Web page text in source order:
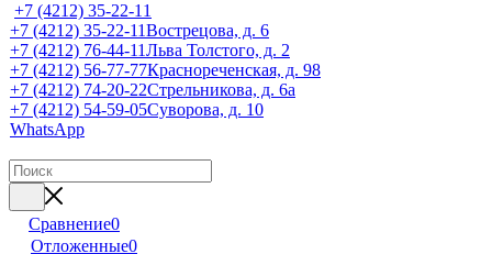
+7 (4212) 35-22-11
+7 (4212) 35-22-11Вострецова, д. 6
+7 (4212) 76-44-11Льва Толстого, д. 2
+7 (4212) 56-77-77Краснореченская, д. 98
+7 (4212) 74-20-22Стрельникова, д. 6а
+7 (4212) 54-59-05Суворова, д. 10
WhatsApp
Сравнение0
Отложенные0